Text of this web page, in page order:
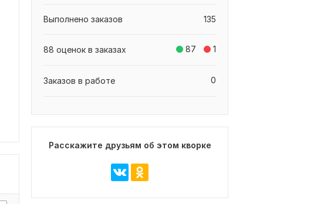
135
Выполнено заказов
87 1
88 оценок в заказах
0
Заказов в работе
Расскажите друзьям об этом кворке